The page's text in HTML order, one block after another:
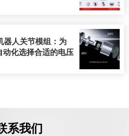
器人关节模组：为
动化选择合适的电压
系我们